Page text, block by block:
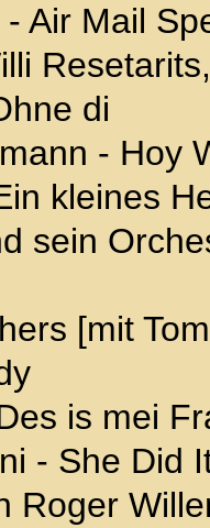
Air Mail
di
- Hoy
kleines
sein
[mit
is mei
- She Did
Roger